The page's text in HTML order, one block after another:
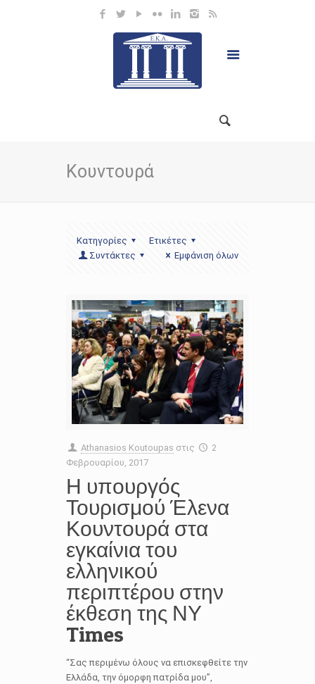
Κουντουρά
Κατηγορίες
Ετικέτες
Συντάκτες
Εμφάνιση όλων
Athanasios Koutoupas στις
2
Φεβρουαρίου, 2017
Η υπουργός
Τουρισμού Έλενα
Κουντουρά στα
εγκαίνια του
ελληνικού
περιπτέρου στην
έκθεση της ΝΥ
Times
“Σας περιμένω όλους να επισκεφθείτε την
Ελλάδα, την όμορφη πατρίδα μου”,